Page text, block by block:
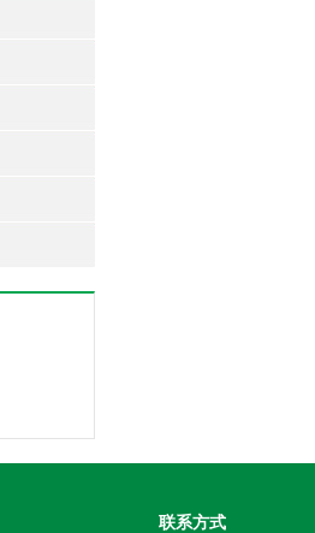
联系方式